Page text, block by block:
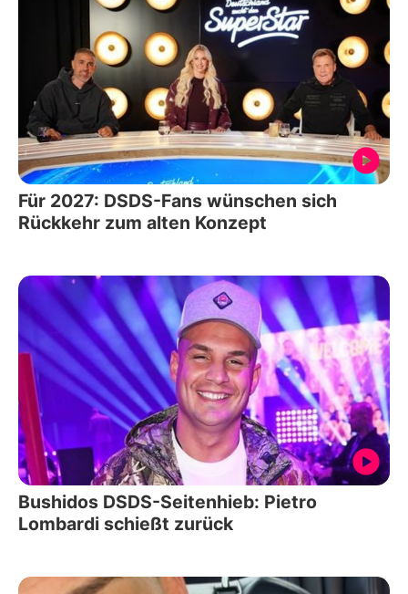
Für 2027: DSDS-Fans wünschen sich
Rückkehr zum alten Konzept
Bushidos DSDS-Seitenhieb: Pietro
Lombardi schießt zurück